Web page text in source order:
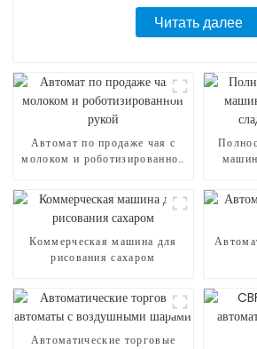
Читать далее
Автомат по продаже чая с
молоком и роботизированной
Коммерческая машина для
рисования сахаром
Автоматические торговые